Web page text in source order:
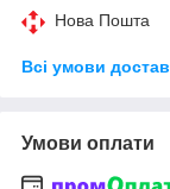
Нова Пошта
Всі умови
Умови оплати